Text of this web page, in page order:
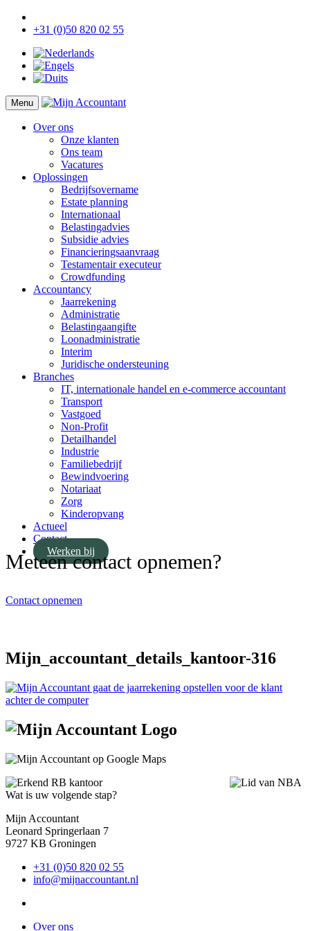
+31 (0)50 820 02 55
Menu
Over ons
Onze klanten
Ons team
Vacatures
Oplossingen
Bedrijfsovername
Estate planning
Internationaal
Belastingadvies
Subsidie advies
Financieringsaanvraag
Testamentair executeur
Crowdfunding
Accountancy
Jaarrekening
Administratie
Belastingaangifte
Loonadministratie
Interim
Juridische ondersteuning
Branches
IT, internationale handel en e-commerce accountant
Transport
Vastgoed
Non-Profit
Detailhandel
Industrie
Familiebedrijf
Bewindvoering
Notariaat
Zorg
Kinderopvang
Actueel
Contact
Werken bij
Meteen contact opnemen?
Contact opnemen
Mijn_accountant_details_kantoor-316
Wat is uw volgende stap?
Mijn Accountant
Leonard Springerlaan 7
9727 KB Groningen
+31 (0)50 820 02 55
info@mijnaccountant.nl
Over ons